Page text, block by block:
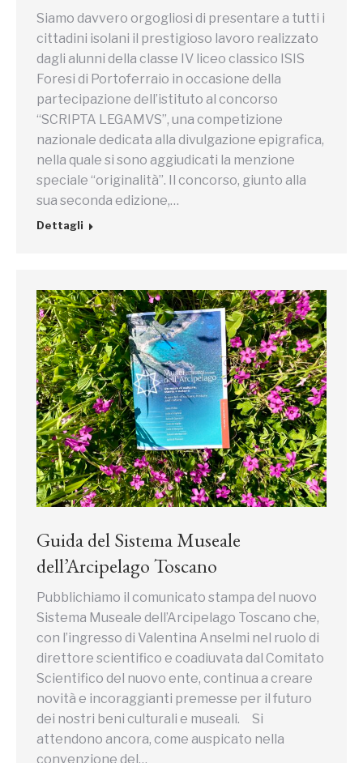
Siamo davvero orgogliosi di presentare a tutti i
cittadini isolani il prestigioso lavoro realizzato
dagli alunni della classe IV liceo classico ISIS
Foresi di Portoferraio in occasione della
partecipazione dell’istituto al concorso
“SCRIPTA LEGAMVS”, una competizione
nazionale dedicata alla divulgazione epigrafica,
nella quale si sono aggiudicati la menzione
speciale “originalità”. Il concorso, giunto alla
sua seconda edizione,…
Dettagli
Guida del Sistema Museale
dell’Arcipelago Toscano
Pubblichiamo il comunicato stampa del nuovo
Sistema Museale dell’Arcipelago Toscano che,
con l’ingresso di Valentina Anselmi nel ruolo di
direttore scientifico e coadiuvata dal Comitato
Scientifico del nuovo ente, continua a creare
novità e incoraggianti premesse per il futuro
dei nostri beni culturali e museali. Si
attendono ancora, come auspicato nella
convenzione del…